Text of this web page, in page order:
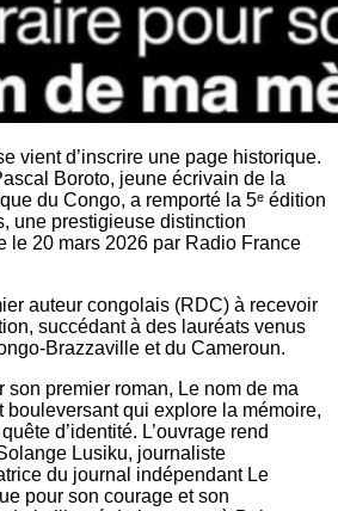
vient d’inscrire une page historique.
Boroto, jeune écrivain de la
du Congo, a remporté la 5ᵉ édition
une prestigieuse distinction
le 20 mars 2026 par Radio France
auteur congolais (RDC) à recevoir
succédant à des lauréats venus
Brazzaville et du Cameroun.
son premier roman, Le nom de ma
bouleversant qui explore la mémoire,
d’identité. L’ouvrage rend
Lusiku, journaliste
du journal indépendant Le
pour son courage et son